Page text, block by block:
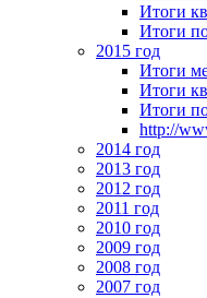
Итоги
Итоги
2015 год
Итоги
Итоги
Итоги
http://
2014 год
2013 год
2012 год
2011 год
2010 год
2009 год
2008 год
2007 год